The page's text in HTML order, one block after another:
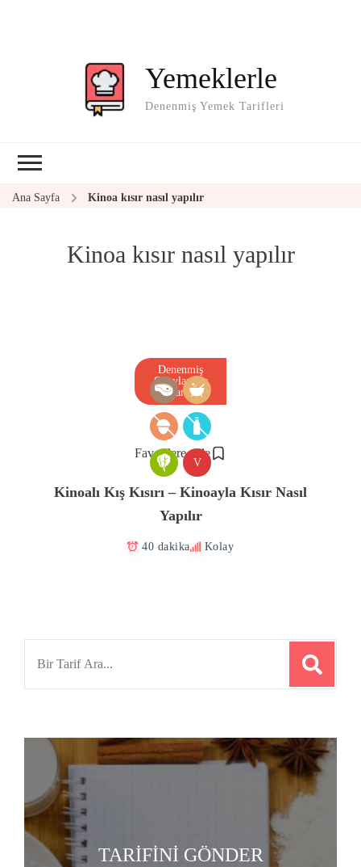
Yemeklerle
Denenmiş Yemek Tarifleri
Ana Sayfa Kinoa kısır nasıl yapılır
Kinoa kısır nasıl yapılır
Favorilere ekle
Denenmiş
Onaylanmış
Tarif
V
Kinoalı Kış Kısırı – Kinoayla Kısır Nasıl
Yapılır
40 dakika Kolay
TARİFİNİ GÖNDER